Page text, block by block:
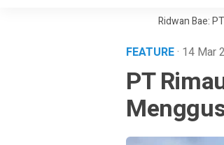
Ridwan Bae: PT SCM
FEATURE· 14 Mar
PT